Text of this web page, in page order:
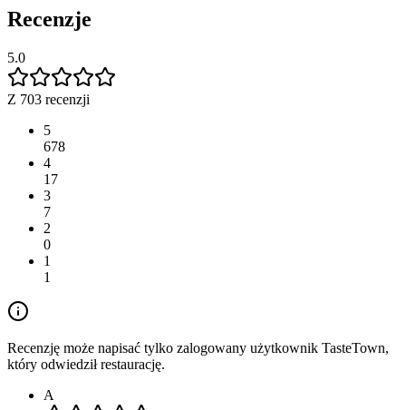
Recenzje
5.0
Z 703 recenzji
5
678
4
17
3
7
2
0
1
1
Recenzję może napisać tylko zalogowany użytkownik TasteTown,
który odwiedził restaurację.
A